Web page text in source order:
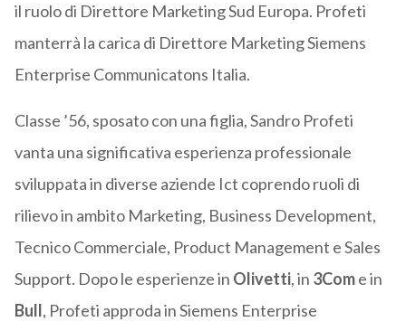
il ruolo di Direttore Marketing Sud Europa. Profeti
manterrà la carica di Direttore Marketing Siemens
Enterprise Communicatons Italia.
Classe ’56, sposato con una figlia, Sandro Profeti
vanta una significativa esperienza professionale
sviluppata in diverse aziende Ict coprendo ruoli di
rilievo in ambito Marketing, Business Development,
Tecnico Commerciale, Product Management e Sales
Support. Dopo le esperienze in Olivetti, in 3Come in
Bull, Profeti approda in Siemens Enterprise